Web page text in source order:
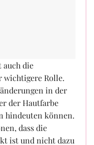
auch die
wichtigere Rolle.
in der
der Hautfarbe
hindeuten können.
dass die
ist und nicht dazu